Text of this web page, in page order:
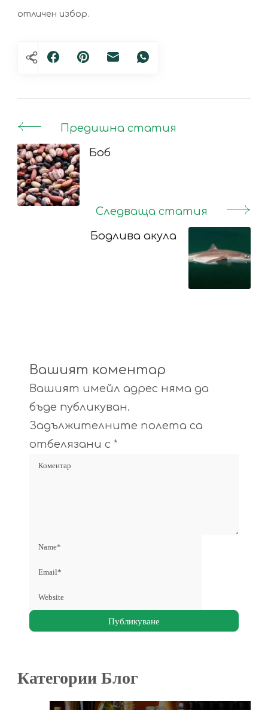
отличен избор.
Post
Navigation
Предишна статия
Боб
Следваща статия
Бодлива акула
Вашият коментар
Вашият имейл адрес няма да
бъде публикуван.
Задължителните полета са
отбелязани с *
Категории Блог